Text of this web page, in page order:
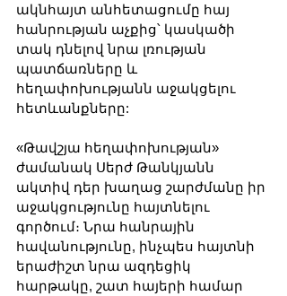
ակնհայտ անհետացումը հայ
հանրության աչքից՝ կասկածի
տակ դնելով նրա լռության
պատճառները և
հեղափոխությանն աջակցելու
հետևանքները:
«Թավշյա հեղափոխության»
ժամանակ Սերժ Թանկյանն
ակտիվ դեր խաղաց շարժմանը իր
աջակցությունը հայտնելու
գործում։ Նրա հանրային
հավանությունը, ինչպես հայտնի
երաժիշտ նրա ազդեցիկ
հարթակը, շատ հայերի համար